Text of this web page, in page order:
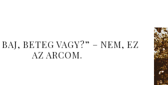
BETEG VAGY?” – NEM, EZ
AZ ARCOM.